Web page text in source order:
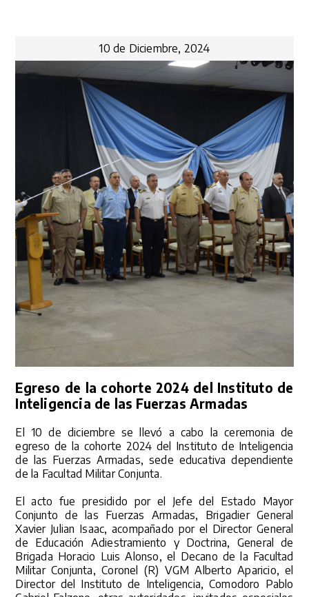
10 de Diciembre, 2024
Egreso de la cohorte 2024 del Instituto de
Inteligencia de las Fuerzas Armadas
El 10 de diciembre se llevó a cabo la ceremonia de
egreso de la cohorte 2024 del Instituto de Inteligencia
de las Fuerzas Armadas, sede educativa dependiente
de la Facultad Militar Conjunta.
El acto fue presidido por el Jefe del Estado Mayor
Conjunto de las Fuerzas Armadas, Brigadier General
Xavier Julian Isaac, acompañado por el Director General
de Educación Adiestramiento y Doctrina, General de
Brigada Horacio Luis Alonso, el Decano de la Facultad
Militar Conjunta, Coronel (R) VGM Alberto Aparicio, el
Director del Instituto de Inteligencia, Comodoro Pablo